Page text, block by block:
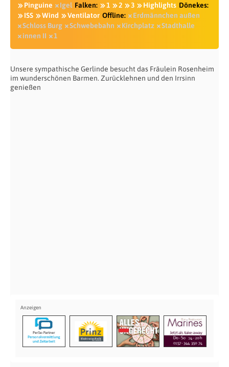
Pinguine
Igel Falken: 1 2 3 Highlights Dönekes:
ISS
Wind Ventilator Offline:
Erdmännchen außen
Schloss Burg
Schwebebahn Kirchplatz
Stadthalle
innen II
1
Unsere sympathische Gerlinde besucht das Fräulein Rosenheim
im wunderschönen Barmen. Zurücklehnen und den Irrsinn
genießen